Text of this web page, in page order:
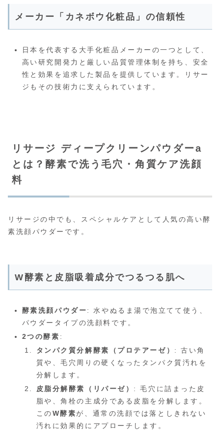
メーカー「カネボウ化粧品」の信頼性
日本を代表する大手化粧品メーカーの一つとして、
高い研究開発力と厳しい品質管理体制を持ち、安全
性と効果を追求した製品を提供しています。リサー
ジもその技術力に支えられています。
リサージ ディープクリーンパウダーa
とは？酵素で洗う毛穴・角質ケア洗顔
料
リサージの中でも、スペシャルケアとして人気の高い酵
素洗顔パウダーです。
W酵素と皮脂吸着成分でつるつる肌へ
酵素洗顔パウダー: 水やぬるま湯で泡立てて使う、
パウダータイプの洗顔料です。
2つの酵素 :
タンパク質分解酵素（プロテアーゼ） : 古い角
質や、毛穴周りの硬くなったタンパク質汚れを
分解します。
皮脂分解酵素（リパーゼ） : 毛穴に詰まった皮
脂や、角栓の主成分である皮脂を分解します。
このW酵素が、通常の洗顔では落としきれない
汚れに効果的にアプローチします。